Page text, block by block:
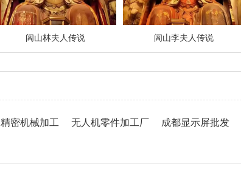
闾山林夫人传说 闾山李夫人传说
精密机械加工 无人机零件加工厂 成都显示屏批发